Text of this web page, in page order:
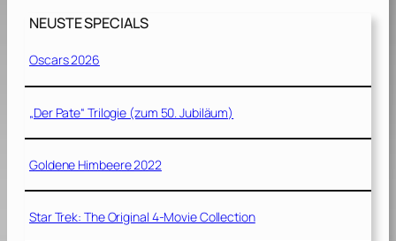
9
0
]
NEUSTE SPECIALS
Oscars 2026
„Der Pate“ Trilogie (zum 50. Jubiläum)
Goldene Himbeere 2022
Star Trek: The Original 4-Movie Collection